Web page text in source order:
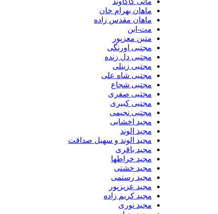
ماهان بهرام خان
ماهان مقدس زاده
مت-این
متین معزپور
مجتبی اورنگی
مجتبی دل زنده
مجتبی زینلی
مجتبی شاه علی
مجتبی شجاع
مجتبی صفری
مجتبی کبیری
مجتبی نجیمی
مجید اخشابی
مجید الوند‎
مجید الوند و سهیل صداقت
مجید باقری
مجید خراطها
مجید خشتی
مجید رستمی
مجید عزیزپور
مجید کریم زاده
مجید نوری